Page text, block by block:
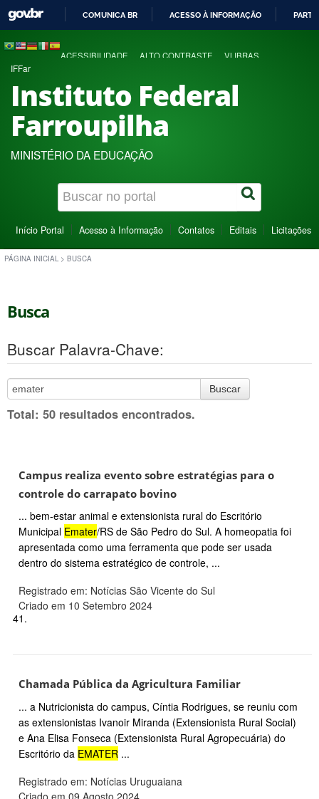
COMUNICA BR ACESSO À INFORMAÇÃO
ACESSIBILIDADE ALTO CONTRASTE VLIBRAS
IFFar
Instituto Federal
Farroupilha
MINISTÉRIO DA EDUCAÇÃO
Início Portal Acesso à Informação Contatos Editais Licitações
PÁGINA INICIAL > BUSCA
Busca
Buscar Palavra-Chave:
Buscar
Total: 50 resultados encontrados.
Campus realiza evento sobre estratégias para o
controle do carrapato bovino
... bem-estar animal e extensionista rural do Escritório
Municipal Emater/RS de São Pedro do Sul. A homeopatia foi
apresentada como uma ferramenta que pode ser usada
dentro do sistema estratégico de controle, ...
Registrado em: Notícias São Vicente do Sul
Criado em 10 Setembro 2024
41.
Chamada Pública da Agricultura Familiar
... a Nutricionista do campus, Cíntia Rodrigues, se reuniu com
as extensionistas Ivanoir Miranda (Extensionista Rural Social)
e Ana Elisa Fonseca (Extensionista Rural Agropecuária) do
Escritório da EMATER ...
Registrado em: Notícias Uruguaiana